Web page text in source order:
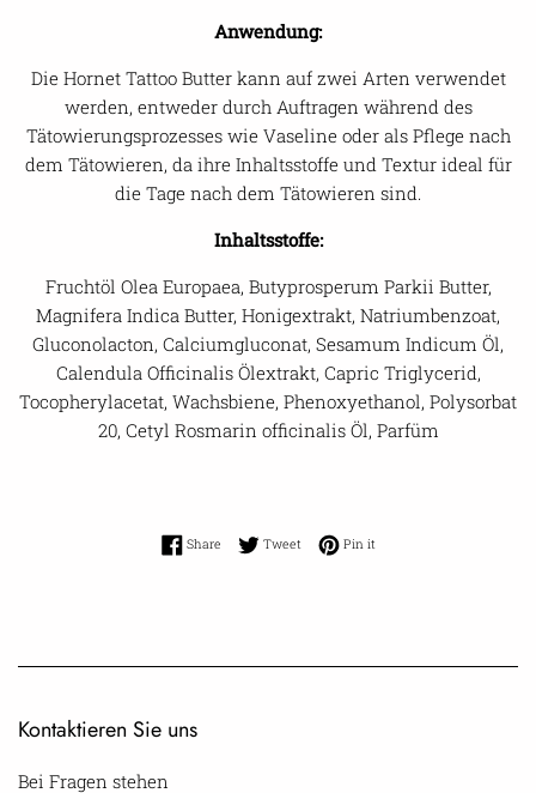
Anwendung:
Die Hornet Tattoo Butter kann auf zwei Arten verwendet
werden, entweder durch Auftragen während des
Tätowierungsprozesses wie Vaseline oder als Pflege nach
dem Tätowieren, da ihre Inhaltsstoffe und Textur ideal für
die Tage nach dem Tätowieren sind.
Inhaltsstoffe:
Fruchtöl Olea Europaea, Butyprosperum Parkii Butter,
Magnifera Indica Butter, Honigextrakt, Natriumbenzoat,
Gluconolacton, Calciumgluconat, Sesamum Indicum Öl,
Calendula Officinalis Ölextrakt, Capric Triglycerid,
Tocopherylacetat, Wachsbiene, Phenoxyethanol, Polysorbat
20, Cetyl Rosmarin officinalis Öl, Parfüm
ShareShare on Facebook
TweetTweet on Twitter
Pin itPin on Pinterest
Kontaktieren Sie uns
Bei Fragen stehen